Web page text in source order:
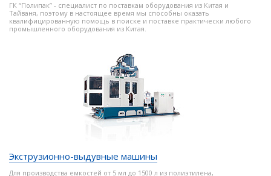
ГК “Полипак” - специалист по поставкам оборудования из Китая и
Тайваня, поэтому в настоящее время мы способны оказать
квалифицированную помощь в поиске и поставке практически любого
промышленного оборудования из Китая.
Экструзионно-выдувные машины
Для производства емкостей от 5 мл до 1500 л из полиэтилена,